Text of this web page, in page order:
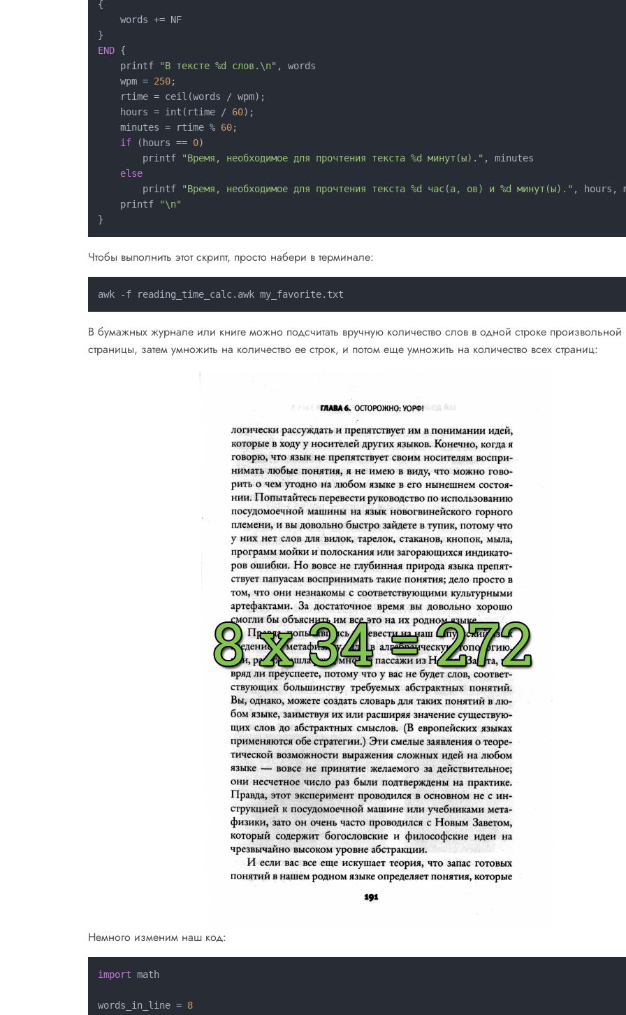
{
    words += NF
END {
    printf
"В тексте %d слов.\n" , words
    wpm =
250;
    rtime = ceil(words / wpm);
    hours = int(rtime /
60);
    minutes = rtime %
60;
if (hours == 0)
        printf
"Время, необходимое для прочтения текста %d минут(ы)." , minutes
else
        printf
"Время, необходимое для прочтения текста %d час(а, ов) и %d минут(ы)." , hours,
    printf
"\n"
Чтобы выполнить этот скрипт, просто набери в терминале:
В бумажных журнале или книге можно подсчитать вручную количество слов в одной строке произвольной
страницы, затем умножить на количество ее строк, и потом еще умножить на количество всех страниц:
Немного изменим наш код:
import math
words_in_line = 8